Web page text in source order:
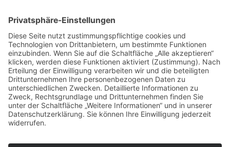
Versand & Lieferung
Widerrufsbelehrung
AGB
Datenschutz
Deutsch Österreich Schweiz